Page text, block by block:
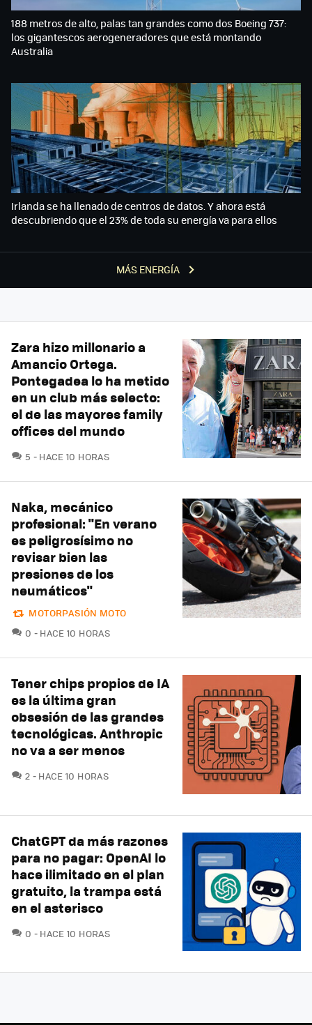
MÁS ENERGÍA
188 metros de alto, palas tan grandes como dos Boeing 737:
los gigantescos aerogeneradores que está montando
Australia
Irlanda se ha llenado de centros de datos. Y ahora está
descubriendo que el 23% de toda su energía va para ellos
Zara hizo millonario a
Amancio Ortega.
Pontegadea lo ha metido
en un club más selecto:
el de las mayores family
offices del mundo
5 COMENTARIOS
HACE 10 HORAS
Naka, mecánico
profesional: "En verano
es peligrosísimo no
revisar bien las
presiones de los
neumáticos"
MOTORPASIÓN MOTO
0 COMENTARIOS
HACE 10 HORAS
Tener chips propios de IA
es la última gran
obsesión de las grandes
tecnológicas. Anthropic
no va a ser menos
2 COMENTARIOS
HACE 10 HORAS
ChatGPT da más razones
para no pagar: OpenAI lo
hace ilimitado en el plan
gratuito, la trampa está
en el asterisco
0 COMENTARIOS
HACE 10 HORAS